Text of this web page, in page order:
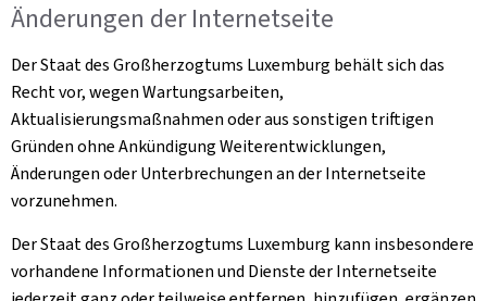
Änderungen der Internetseite
Der Staat des Großherzogtums Luxemburg behält sich das
Recht vor, wegen Wartungsarbeiten,
Aktualisierungsmaßnahmen oder aus sonstigen triftigen
Gründen ohne Ankündigung Weiterentwicklungen,
Änderungen oder Unterbrechungen an der Internetseite
vorzunehmen.
Der Staat des Großherzogtums Luxemburg kann insbesondere
vorhandene Informationen und Dienste der Internetseite